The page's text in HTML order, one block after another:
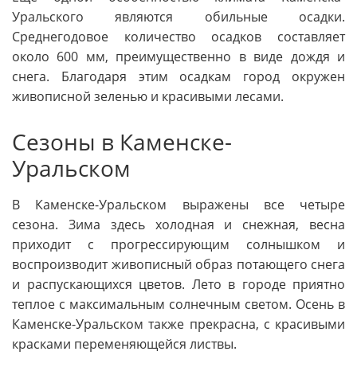
Уральского являются обильные осадки.
Среднегодовое количество осадков составляет
около 600 мм, преимущественно в виде дождя и
снега. Благодаря этим осадкам город окружен
живописной зеленью и красивыми лесами.
Сезоны в Каменске-
Уральском
В Каменске-Уральском выражены все четыре
сезона. Зима здесь холодная и снежная, весна
приходит с прогрессирующим солнышком и
воспроизводит живописный образ потающего снега
и распускающихся цветов. Лето в городе приятно
теплое с максимальным солнечным светом. Осень в
Каменске-Уральском также прекрасна, с красивыми
красками переменяющейся листвы.